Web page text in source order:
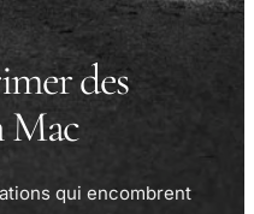
des
Mac
qui encombrent